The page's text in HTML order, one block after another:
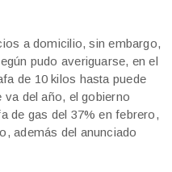
a domicilio, sin embargo,
pudo averiguarse, en el
de 10 kilos hasta puede
del año, el gobierno
de gas del 37% en febrero,
además del anunciado